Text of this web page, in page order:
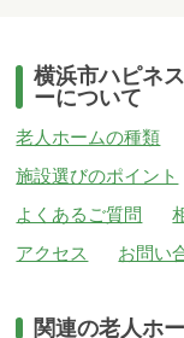
横浜市ハピネ
ーについて
老人ホームの種類
施設選びのポイント
よくあるご質問
アクセス
お問い
関連の老人ホ